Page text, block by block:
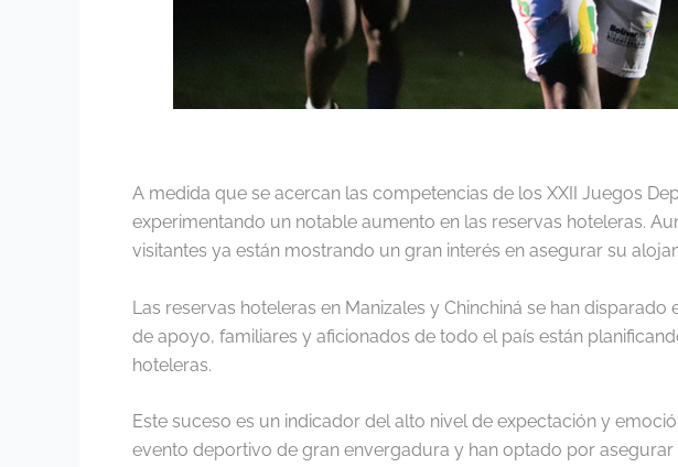
A medida que se acercan las competencias de los XXII Juegos
experimentando un notable aumento en las reservas hoteleras.
visitantes ya están mostrando un gran interés en asegurar su
Las reservas hoteleras en Manizales y Chinchiná se han
de apoyo, familiares y aficionados de todo el país están
hoteleras.
Este suceso es un indicador del alto nivel de expectación y
evento deportivo de gran envergadura y han optado por